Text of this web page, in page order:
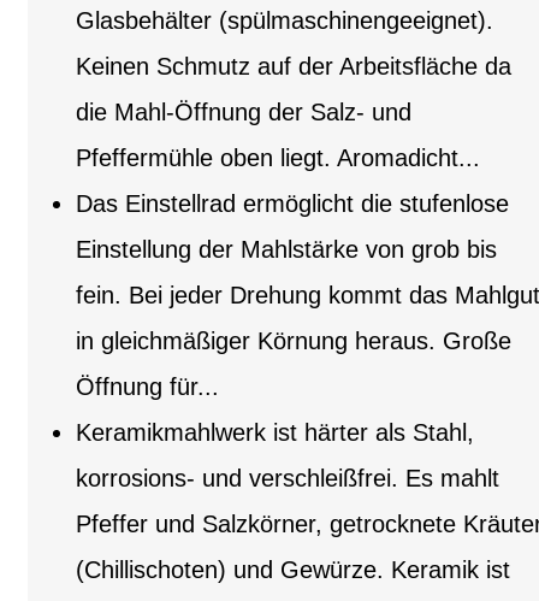
Glasbehälter (spülmaschinengeeignet).
Keinen Schmutz auf der Arbeitsfläche da
die Mahl-Öffnung der Salz- und
Pfeffermühle oben liegt. Aromadicht...
Das Einstellrad ermöglicht die stufenlose
Einstellung der Mahlstärke von grob bis
fein. Bei jeder Drehung kommt das Mahlgut
in gleichmäßiger Körnung heraus. Große
Öffnung für...
Keramikmahlwerk ist härter als Stahl,
korrosions- und verschleißfrei. Es mahlt
Pfeffer und Salzkörner, getrocknete
(Chillischoten) und Gewürze. Keramik ist